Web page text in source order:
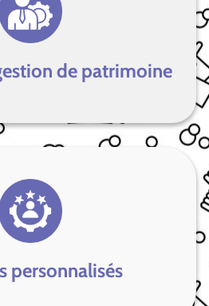
de patrimoine
personnalisés